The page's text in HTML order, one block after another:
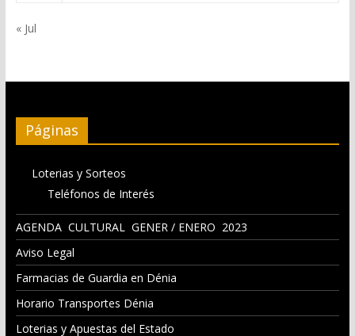
« Jul
Páginas
Loterias y Sorteos
Teléfonos de Interés
AGENDA CULTURAL GENER / ENERO 2023
Aviso Legal
Farmacias de Guardia en Dénia
Horario Transportes Dénia
Loterias y Apuestas del Estado